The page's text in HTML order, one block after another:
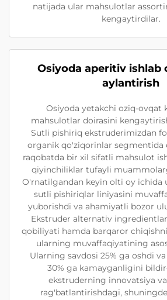
natijada ular mahsulotlar
kengaytirdilar.
Osiyoda aperitiv ishlab
aylantirish
Osiyoda yetakchi oziq-ovqat
mahsulotlar doirasini
Sutli pishiriq ekstruderimizdan
organik qo'ziqorinlar segmentida
raqobatda bir xil sifatli mahsulot
qiyinchiliklar tufayli
O'rnatilgandan keyin olti oy ichida
sutli pishiriqlar liniyasini
yuborishdi va ahamiyatli bozor
Ekstruder alternativ
qobiliyati hamda barqaror
ularning muvaffaqiyatining
Ularning savdosi 25% ga oshdi
30% ga kamayganligini
ekstruderning innovatsiya
rag'batlantirishdagi,